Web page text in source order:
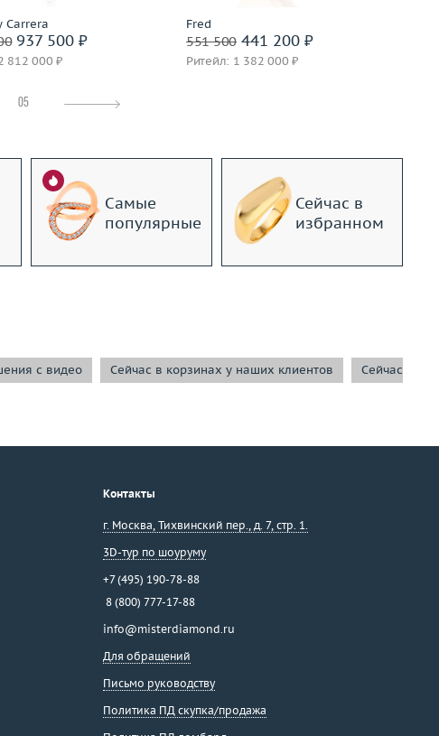
Carrera
937 500 ₽
812 000 ₽
Fred
551 500441 200 ₽
Ритейл: 1 382 000 ₽
05
Самые
популярные
Сейчас в
избранном
с видео Сейчас в корзинах у наших клиентов Сейчас в
Контакты
г. Москва, Тихвинский пер., д. 7, стр. 1.
3D-тур по шоуруму
+7 (495) 190-78-88
8 (800) 777-17-88
info@misterdiamond.ru
Для обращений
Письмо руководству
Политика ПД скупка/продажа